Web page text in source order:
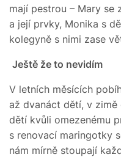
mají pestrou – Mary se
a její prvky, Monika s
kolegyně s nimi zase
Ještě že to nevidím
V letních měsících
až dvanáct dětí, v
dětí kvůli omezenému
s renovací maringotky
nám mírně stoupají